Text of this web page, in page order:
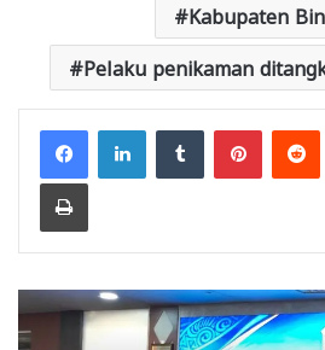
Kabupaten
Pelaku penikaman
FacebookLinkedInTumblr Pinterest
Print